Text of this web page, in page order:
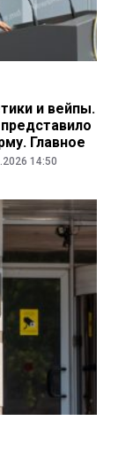
и вейпы.
Главное
14:50